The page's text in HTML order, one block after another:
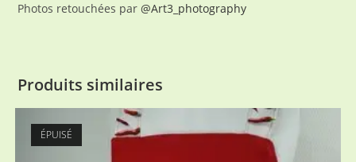
Photos retouchées par@Art3_photography
Produits similaires
ÉPUISÉ